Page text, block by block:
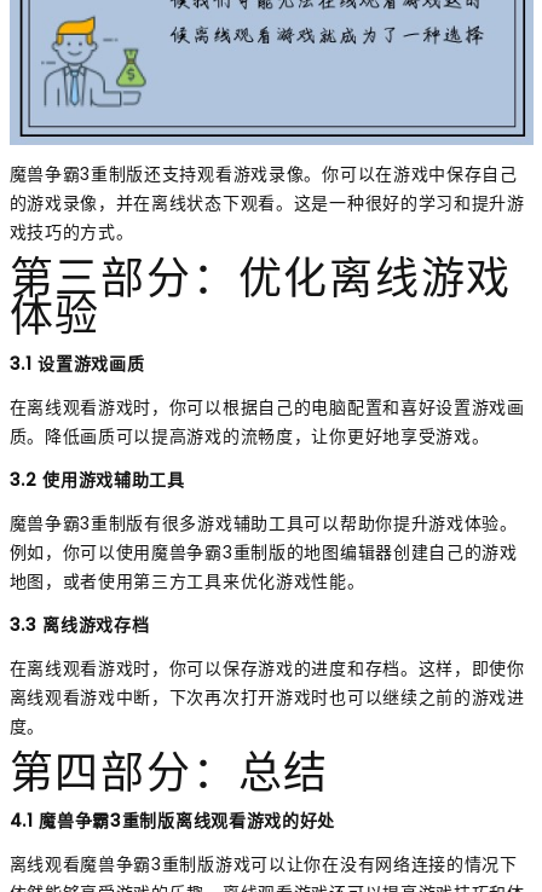
魔兽争霸3重制版还支持观看游戏录像。你可以在游戏中保存自己
的游戏录像，并在离线状态下观看。这是一种很好的学习和提升游
戏技巧的方式。
第三部分：优化离线游戏
体验
3.1 设置游戏画质
在离线观看游戏时，你可以根据自己的电脑配置和喜好设置游戏画
质。降低画质可以提高游戏的流畅度，让你更好地享受游戏。
3.2 使用游戏辅助工具
魔兽争霸3重制版有很多游戏辅助工具可以帮助你提升游戏体验。
例如，你可以使用魔兽争霸3重制版的地图编辑器创建自己的游戏
地图，或者使用第三方工具来优化游戏性能。
3.3 离线游戏存档
在离线观看游戏时，你可以保存游戏的进度和存档。这样，即使你
离线观看游戏中断，下次再次打开游戏时也可以继续之前的游戏进
度。
第四部分：总结
4.1 魔兽争霸3重制版离线观看游戏的好处
离线观看魔兽争霸3重制版游戏可以让你在没有网络连接的情况下